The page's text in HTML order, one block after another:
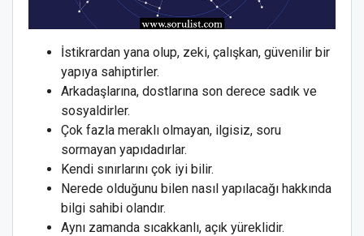
İstikrardan yana olup, zeki, çalışkan, güvenilir bir
yapıya sahiptirler.
Arkadaşlarına, dostlarına son derece sadık ve
sosyaldirler.
Çok fazla meraklı olmayan, ilgisiz, soru
sormayan yapıdadırlar.
Kendi sınırlarını çok iyi bilir.
Nerede olduğunu bilen nasıl yapılacağı hakkında
bilgi sahibi olandır.
Aynı zamanda sıcakkanlı, açık yüreklidir.